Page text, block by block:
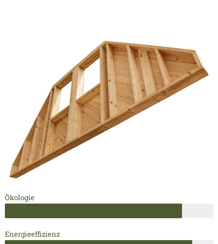
Ökologie
Energieeffizienz